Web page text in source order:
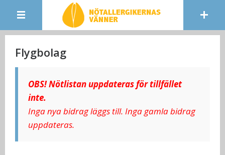
Flygbolag
OBS! Nötlistan uppdateras för tillfället
inte.
Inga nya bidrag läggs till. Inga gamla bidrag
uppdateras.